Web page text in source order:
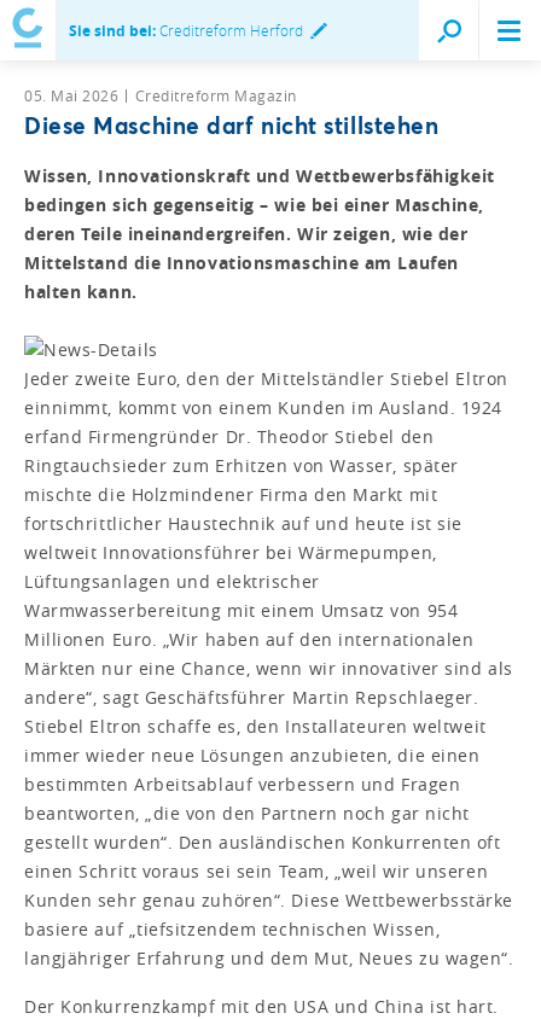
Sie sind bei:Creditreform Herford
05. Mai 2026 Creditreform Magazin
Diese Maschine darf nicht stillstehen
Wissen, Innovationskraft und Wettbewerbsfähigkeit
bedingen sich gegenseitig – wie bei einer Maschine,
deren Teile ineinandergreifen. Wir zeigen, wie der
Mittelstand die Innovationsmaschine am Laufen
halten kann.
Jeder zweite Euro, den der Mittelständler Stiebel Eltron
einnimmt, kommt von einem Kunden im Ausland. 1924
erfand Firmengründer Dr. Theodor Stiebel den
Ringtauchsieder zum Erhitzen von Wasser, später
mischte die Holzmindener Firma den Markt mit
fortschrittlicher Haustechnik auf und heute ist sie
weltweit Innovationsführer bei Wärmepumpen,
Lüftungsanlagen und elektrischer
Warmwasserbereitung mit einem Umsatz von 954
Millionen Euro. „Wir haben auf den internationalen
Märkten nur eine Chance, wenn wir innovativer sind als
andere“, sagt Geschäftsführer Martin Repschlaeger.
Stiebel Eltron schaffe es, den Installateuren weltweit
immer wieder neue Lösungen anzubieten, die einen
bestimmten Arbeitsablauf verbessern und Fragen
beantworten, „die von den Partnern noch gar nicht
gestellt wurden“. Den ausländischen Konkurrenten oft
einen Schritt voraus sei sein Team, „weil wir unseren
Kunden sehr genau zuhören“. Diese Wettbewerbsstärke
basiere auf „tiefsitzendem technischen Wissen,
langjähriger Erfahrung und dem Mut, Neues zu wagen“.
Der Konkurrenzkampf mit den USA und China ist hart.